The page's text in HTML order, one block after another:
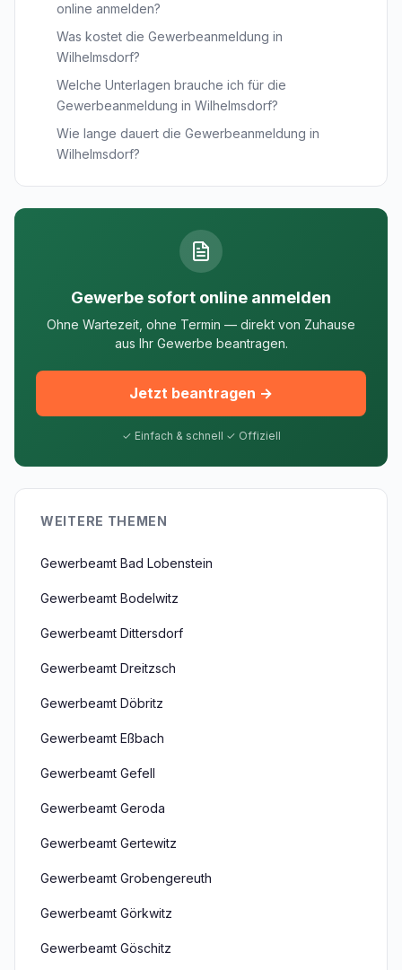
online anmelden?
Was kostet die Gewerbeanmeldung in
Wilhelmsdorf?
Welche Unterlagen brauche ich für die
Gewerbeanmeldung in Wilhelmsdorf?
Wie lange dauert die Gewerbeanmeldung in
Wilhelmsdorf?
Gewerbe sofort online anmelden
Ohne Wartezeit, ohne Termin — direkt von Zuhause
aus Ihr Gewerbe beantragen.
Jetzt beantragen →
✓ Einfach & schnell ✓ Offiziell
WEITERE THEMEN
Gewerbeamt Bad Lobenstein
Gewerbeamt Bodelwitz
Gewerbeamt Dittersdorf
Gewerbeamt Dreitzsch
Gewerbeamt Döbritz
Gewerbeamt Eßbach
Gewerbeamt Gefell
Gewerbeamt Geroda
Gewerbeamt Gertewitz
Gewerbeamt Grobengereuth
Gewerbeamt Görkwitz
Gewerbeamt Göschitz